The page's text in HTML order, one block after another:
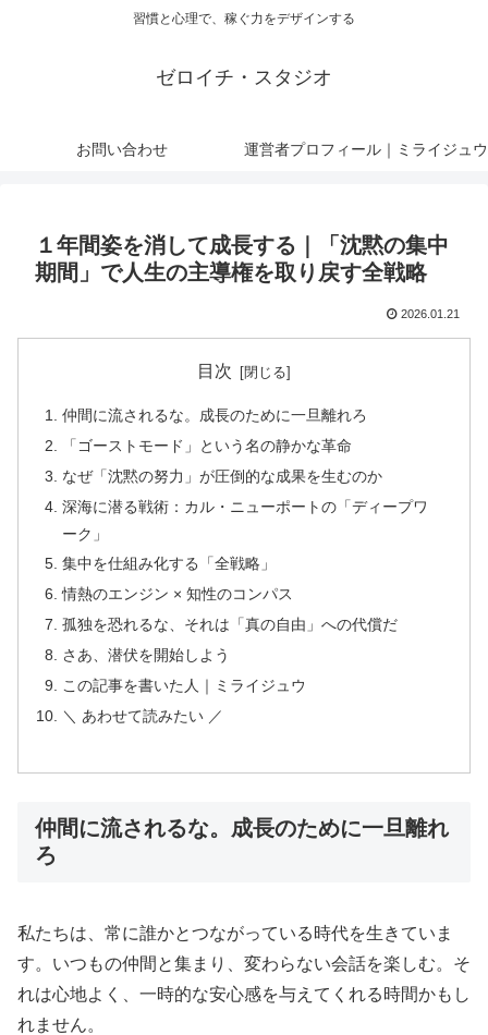
習慣と心理で、稼ぐ力をデザインする
ゼロイチ・スタジオ
お問い合わせ 運営者プロフィール｜ミライジュウ
１年間姿を消して成長する｜「沈黙の集中
期間」で人生の主導権を取り戻す全戦略
2026.01.21
目次
仲間に流されるな。成長のために一旦離れろ
「ゴーストモード」という名の静かな革命
なぜ「沈黙の努力」が圧倒的な成果を生むのか
深海に潜る戦術：カル・ニューポートの「ディープワ
ーク」
集中を仕組み化する「全戦略」
情熱のエンジン × 知性のコンパス
孤独を恐れるな、それは「真の自由」への代償だ
さあ、潜伏を開始しよう
この記事を書いた人｜ミライジュウ
＼ あわせて読みたい ／
仲間に流されるな。成長のために一旦離れ
ろ
私たちは、常に誰かとつながっている時代を生きていま
す。いつもの仲間と集まり、変わらない会話を楽しむ。そ
れは心地よく、一時的な安心感を与えてくれる時間かもし
れません。